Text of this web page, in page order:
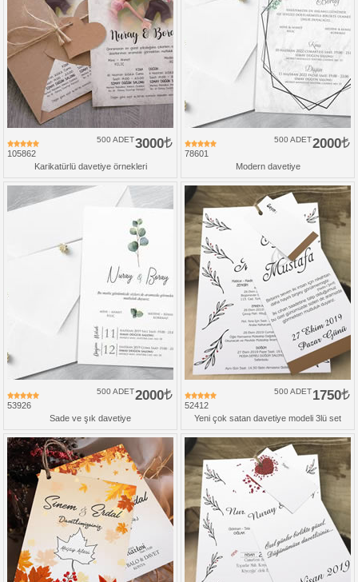
105862
3000
500 ADET
Karikatürlü davetiye örnekleri
78601
2000
500 ADET
Modern davetiye
53926
2000
500 ADET
Sade ve şık davetiye
52412
1750
500 ADET
Yeni çok satan davetiye modeli 3lü set